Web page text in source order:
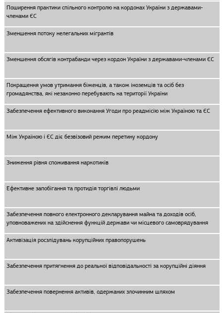
Поширення практики спільного контролю на кордонах України з державами-
членами ЄС
Зменшення потоку нелегальних мігрантів
Зменшення обсягів контрабанди через кордон України з державами-членами ЄС
Покращення умов утримання біженців, а також іноземців та осіб без
громадянства, які незаконно перебувають на території України
Забезпечення ефективного виконання Угоди про реадмісію між Україною та ЄС
Між Україною і ЄС діє безвізовий режим перетину кордону
Зниження рівня споживання наркотиків
Ефективне запобігання та протидія торгівлі людьми
Забезпечення повного електронного декларування майна та доходів осіб,
уповноважених на здійснення функцій держави чи місцевого самоврядування
Активізація росзлідувань корупційних правопорушень
Забезпечення притягнення до реальної відповідальності за корупційні діяння
Забезпечення повернення активів, одержаних злочинним шляхом